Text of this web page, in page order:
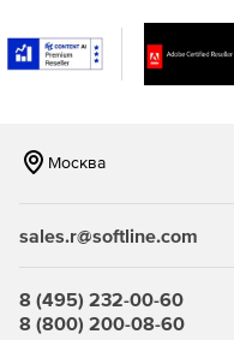
Минимальные
Mac на базе
512 Мб оперативной
275 Мб свободного
1 Гб свободного
Москва
sales.r@softline.com
8 (495) 232-00-60
8 (800) 200-08-60